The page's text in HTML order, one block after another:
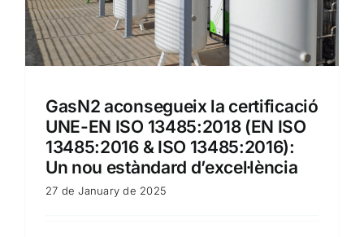
GasN2 aconsegueix la certificació
UNE-EN ISO 13485:2018 (EN ISO
13485:2016 & ISO 13485:2016):
Un nou estàndard d’excel·lència
27 de January de 2025